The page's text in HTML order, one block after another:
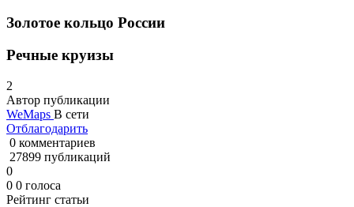
Золотое кольцо России
Речные круизы
2
Автор публикации
WeMaps В сети
Отблагодарить
0 комментариев
27899 публикаций
0
0 0 голоса
Рейтинг статьи